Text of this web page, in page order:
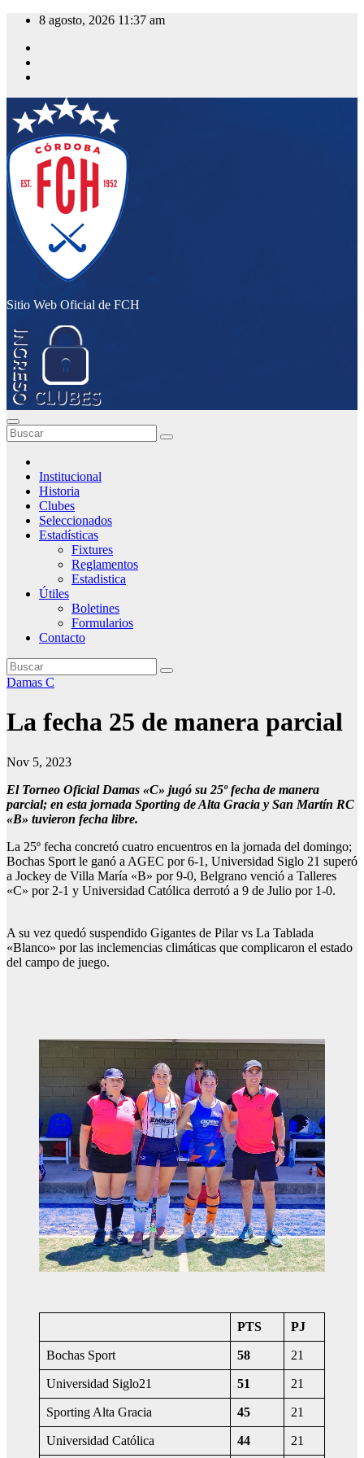
Saltar
contenido
8 agosto, 2026 11:37 am
Sitio Web Oficial de FCH
Institucional
Historia
Clubes
Seleccionados
Estadísticas
Fixtures
Reglamentos
Estadistica
Útiles
Boletines
Formularios
Contacto
Damas C
La fecha 25 de manera parcial
Nov 5, 2023
El Torneo Oficial Damas «C» jugó su 25º fecha de manera
parcial; en esta jornada Sporting de Alta Gracia y San Martín RC
«B» tuvieron fecha libre.
La 25º fecha concretó cuatro encuentros en la jornada del domingo;
Bochas Sport le ganó a AGEC por 6-1, Universidad Siglo 21 superó
a Jockey de Villa María «B» por 9-0, Belgrano venció a Talleres
«C» por 2-1 y Universidad Católica derrotó a 9 de Julio por 1-0.
A su vez quedó suspendido Gigantes de Pilar vs La Tablada
«Blanco» por las inclemencias climáticas que complicaron el estado
del campo de juego.
PTS PJ
Bochas Sport 58 21
Universidad Siglo21 51 21
Sporting Alta Gracia 45 21
Universidad Católica 44 21